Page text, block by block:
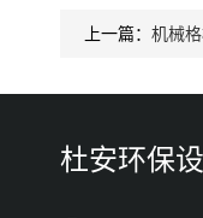
上一篇： 机械
杜安环保